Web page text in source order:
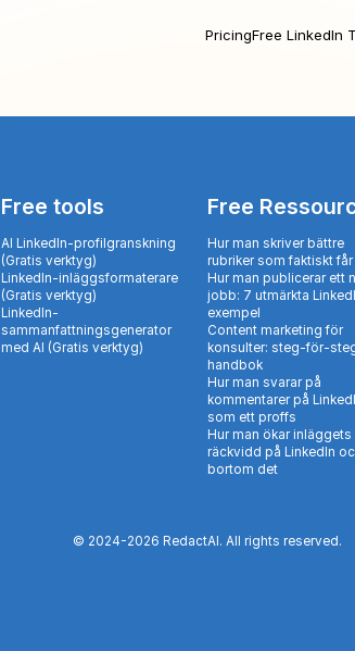
PricingFree LinkedIn
Free tools
AI LinkedIn-profilgranskning
(Gratis verktyg)
LinkedIn-inläggsformaterare
(Gratis verktyg)
LinkedIn-
sammanfattningsgenerator
med AI (Gratis verktyg)
Free
Hur man skriver bättre
rubriker som faktiskt får
Hur man publicerar ett
jobb: 7 utmärkta
exempel
Content marketing för
konsulter: steg-för-
handbok
Hur man svarar på
kommentarer på
som ett proffs
Hur man ökar inläggets
räckvidd på LinkedIn
bortom det
© 2024-2026 RedactAI. All rights reserved.